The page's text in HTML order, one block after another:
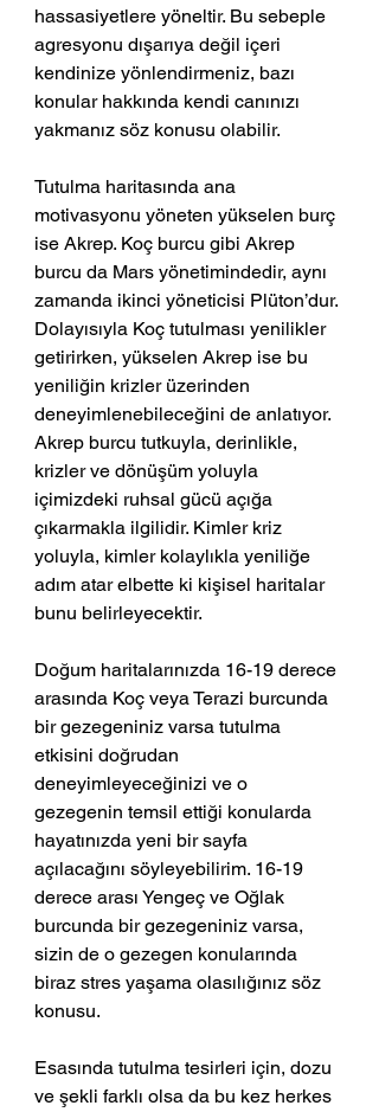
hassasiyetlere yöneltir. Bu sebeple
agresyonu dışarıya değil içeri
kendinize yönlendirmeniz, bazı
konular hakkında kendi canınızı
yakmanız söz konusu olabilir.
Tutulma haritasında ana
motivasyonu yöneten yükselen burç
ise Akrep. Koç burcu gibi Akrep
burcu da Mars yönetimindedir, aynı
zamanda ikinci yöneticisi Plüton’dur.
Dolayısıyla Koç tutulması yenilikler
getirirken, yükselen Akrep ise bu
yeniliğin krizler üzerinden
deneyimlenebileceğini de anlatıyor.
Akrep burcu tutkuyla, derinlikle,
krizler ve dönüşüm yoluyla
içimizdeki ruhsal gücü açığa
çıkarmakla ilgilidir. Kimler kriz
yoluyla, kimler kolaylıkla yeniliğe
adım atar elbette ki kişisel haritalar
bunu belirleyecektir.
Doğum haritalarınızda 16-19 derece
arasında Koç veya Terazi burcunda
bir gezegeniniz varsa tutulma
etkisini doğrudan
deneyimleyeceğinizi ve o
gezegenin temsil ettiği konularda
hayatınızda yeni bir sayfa
açılacağını söyleyebilirim. 16-19
derece arası Yengeç ve Oğlak
burcunda bir gezegeniniz varsa,
sizin de o gezegen konularında
biraz stres yaşama olasılığınız söz
konusu.
Esasında tutulma tesirleri için, dozu
ve şekli farklı olsa da bu kez herkes